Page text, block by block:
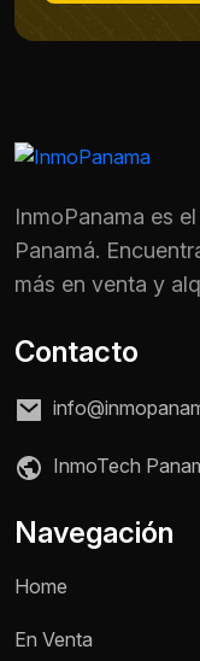
InmoPanama es
Panamá.
más en venta y
Contacto
InmoTech
Navegación
Home
En Venta